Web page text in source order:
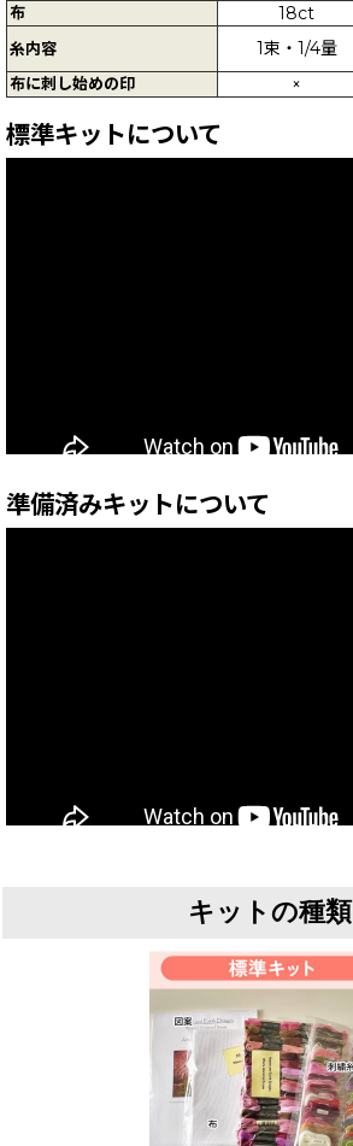
布
18ct
糸内容 1束・1/4量
布に刺し始めの印 ×
標準キットについて
準備済みキットについて
キットの種類